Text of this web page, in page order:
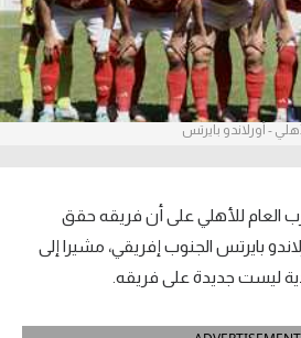
- أورلاندو بايرتس
للأهلي على أن فريقه حقق
بايرتس الجنوب إفريقي، مشيرا إلى
ليست جديدة على فريقه.